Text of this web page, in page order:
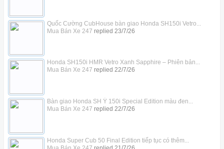
Quốc Cường CubHouse bàn giao Honda SH150i Vetro...
Mua Bán Xe 247 replied 23/7/26
Honda SH150i HMR Vetro Xanh Sapphire – Phiên bản...
Mua Bán Xe 247 replied 22/7/26
Bàn giao Honda SH Ý 150i Special Edition màu đen...
Mua Bán Xe 247 replied 22/7/26
Honda Super Cub 50 Final Edition tiếp tục có thêm...